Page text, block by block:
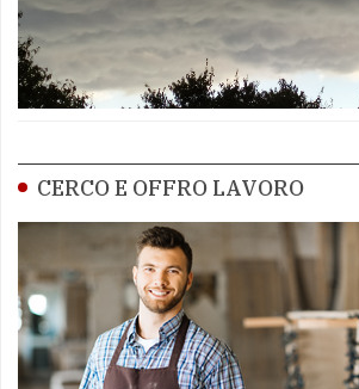
CERCO E OFFRO LAVORO